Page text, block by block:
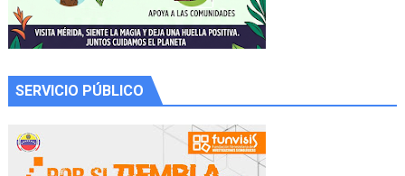
SERVICIO PÚBLICO